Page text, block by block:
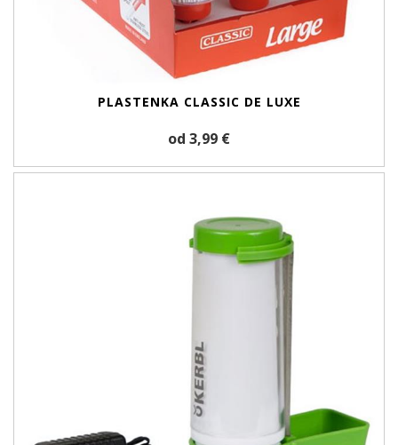
PLASTENKA CLASSIC DE LUXE
od 3,99 €